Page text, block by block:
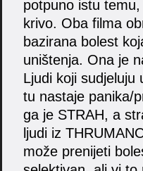
potpuno istu
krivo. Oba filma
bazirana bolest
uništenja. Ona je
Ljudi koji sudjeluju
tu nastaje panika/
ga je STRAH, a
ljudi iz
može prenijeti